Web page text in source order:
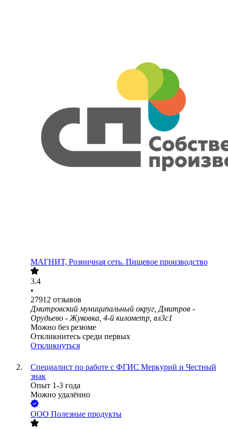
МАГНИТ, Розничная сеть. Пищевое производство
3.4
•
27912 отзывов
Дмитровский муниципальный округ, Дмитров -
Орудьево - Жуковка, 4-й километр, вл3с1
Можно без резюме
Откликнитесь среди первых
Откликнуться
Специалист по работе с ФГИС Меркурий и Честный
знак
Опыт 1-3 года
Можно удалённо
ООО Полезные продукты